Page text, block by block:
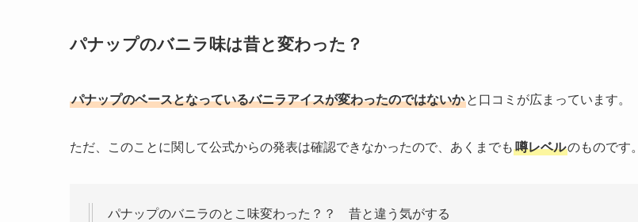
パナップのバニラ味は昔と変わった？
パナップのベースとなっているバニラアイスが変わったのではないか と口コミが広まっています。
ただ、このことに関して公式からの発表は確認できなかったので、あくまでも 噂レベルのものです。
パナップのバニラのとこ味変わった？？ 昔と違う気がする